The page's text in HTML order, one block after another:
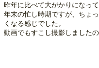
昨年に比べて大がかりになっ
年末の忙し時期ですが、ちょ
くなる感じでした。
動画でもすこし撮影しました